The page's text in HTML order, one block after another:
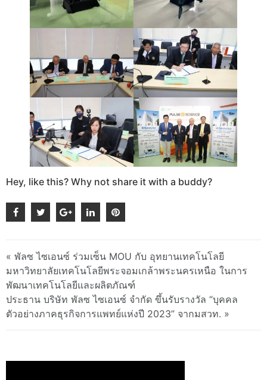
Hey, like this? Why not share it with a buddy?
« พัลซ ไซเอนซ์ ร่วมเซ็น MOU กับ อุทยานเทคโนโลยี
มหาวิทยาลัยเทคโนโลยีพระจอมเกล้าพระนครเหนือ ในการ
พัฒนาเทคโนโลยีและผลิตภัณฑ์
ประธาน บริษัท พัลซ ไซเอนซ์ จำกัด ขึ้นรับรางวัล “บุคคล
ตัวอย่างภาคธุรกิจการแพทย์แห่งปี 2023” จากมสวท. »